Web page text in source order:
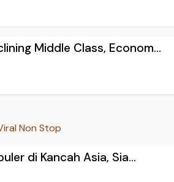
Middle Class, Econom...
Non Stop
di Kancah Asia, Sia...